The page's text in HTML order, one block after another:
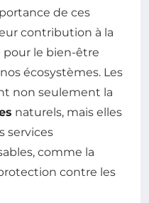
de ces
contribution à la
pour le bien-être
écosystèmes. Les
non seulement la
naturels, mais elles
services
comme la
contre les